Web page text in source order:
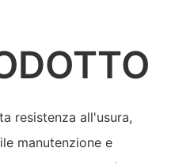
resistenza all'usura,
manutenzione e